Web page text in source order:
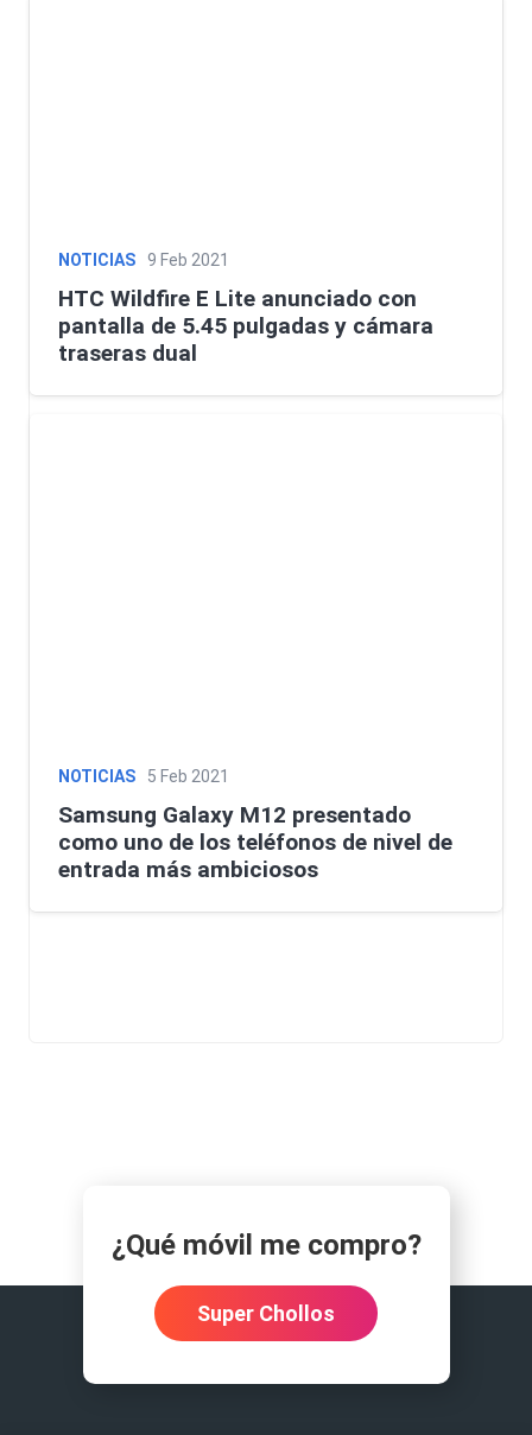
NOTICIAS 9 Feb 2021
HTC Wildfire E Lite anunciado con
pantalla de 5.45 pulgadas y cámara
traseras dual
NOTICIAS 5 Feb 2021
Samsung Galaxy M12 presentado
como uno de los teléfonos de nivel de
entrada más ambiciosos
¿Qué móvil me compro?
Super Chollos